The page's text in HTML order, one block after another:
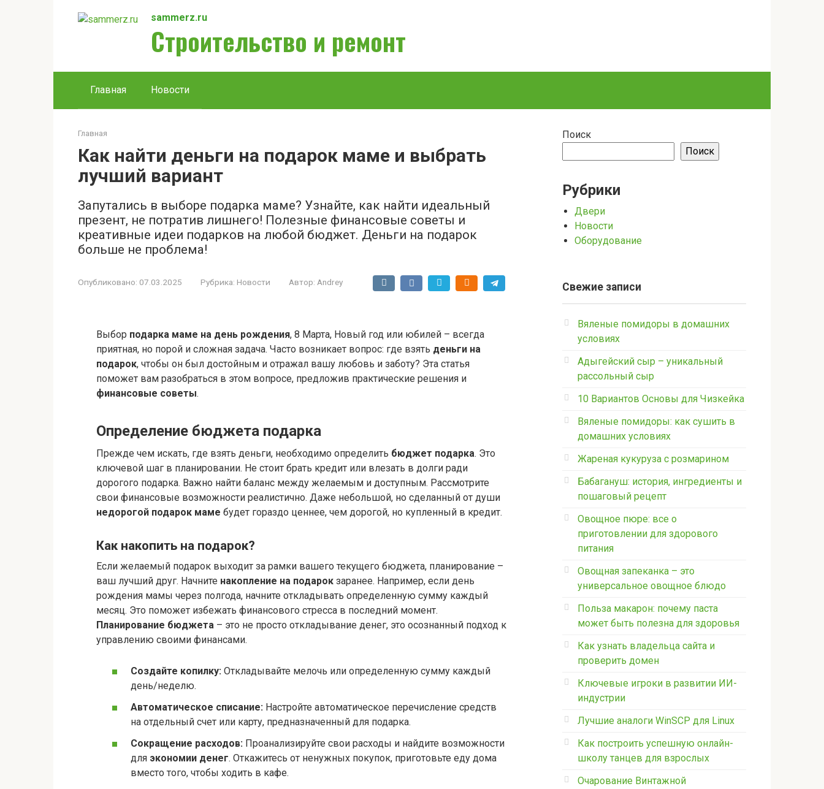
sammerz.ru
Строительство и ремонт
Главная Новости
Главная
Как найти деньги на подарок маме и выбрать
лучший вариант
Запутались в выборе подарка маме? Узнайте, как найти идеальный
презент, не потратив лишнего! Полезные финансовые советы и
креативные идеи подарков на любой бюджет. Деньги на подарок
больше не проблема!
Опубликовано: 07.03.2025 Рубрика: Новости Автор: Andrey
Выбор подарка маме на день рождения, 8 Марта, Новый год или юбилей – всегда
приятная, но порой и сложная задача. Часто возникает вопрос: где взять деньги на
подарок, чтобы он был достойным и отражал вашу любовь и заботу? Эта статья
поможет вам разобраться в этом вопросе, предложив практические решения и
финансовые советы.
Определение бюджета подарка
Прежде чем искать, где взять деньги, необходимо определить бюджет подарка. Это
ключевой шаг в планировании. Не стоит брать кредит или влезать в долги ради
дорогого подарка. Важно найти баланс между желаемым и доступным. Рассмотрите
свои финансовые возможности реалистично. Даже небольшой, но сделанный от души
недорогой подарок маме будет гораздо ценнее, чем дорогой, но купленный в кредит.
Как накопить на подарок?
Если желаемый подарок выходит за рамки вашего текущего бюджета, планирование –
ваш лучший друг. Начните накопление на подарок заранее. Например, если день
рождения мамы через полгода, начните откладывать определенную сумму каждый
месяц. Это поможет избежать финансового стресса в последний момент.
Планирование бюджета – это не просто откладывание денег, это осознанный подход к
управлению своими финансами.
Создайте копилку: Откладывайте мелочь или определенную сумму каждый
день/неделю.
Автоматическое списание: Настройте автоматическое перечисление средств
на отдельный счет или карту, предназначенный для подарка.
Сокращение расходов: Проанализируйте свои расходы и найдите возможности
для экономии денег. Откажитесь от ненужных покупок, приготовьте еду дома
вместо того, чтобы ходить в кафе.
Поиск
Поиск
Рубрики
Двери
Новости
Оборудование
Свежие записи
Вяленые помидоры в домашних
условиях
Адыгейский сыр – уникальный
рассольный сыр
10 Вариантов Основы для Чизкейка
Вяленые помидоры: как сушить в
домашних условиях
Жареная кукуруза с розмарином
Бабагануш: история, ингредиенты и
пошаговый рецепт
Овощное пюре: все о
приготовлении для здорового
питания
Овощная запеканка – это
универсальное овощное блюдо
Польза макарон: почему паста
может быть полезна для здоровья
Как узнать владельца сайта и
проверить домен
Ключевые игроки в развитии ИИ-
индустрии
Лучшие аналоги WinSCP для Linux
Как построить успешную онлайн-
школу танцев для взрослых
Очарование Винтажной